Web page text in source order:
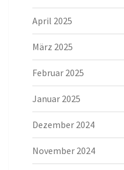
April 2025
März 2025
Februar 2025
Januar 2025
Dezember 2024
November 2024